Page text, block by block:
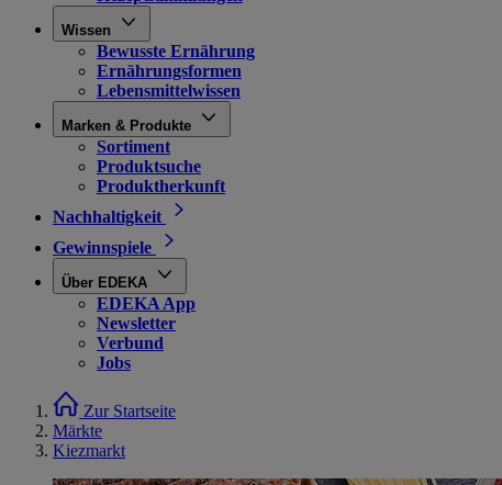
Wissen
Bewusste Ernährung
Ernährungsformen
Lebensmittelwissen
Marken & Produkte
Sortiment
Produktsuche
Produktherkunft
Nachhaltigkeit
Gewinnspiele
Über EDEKA
EDEKA App
Newsletter
Verbund
Jobs
Zur Startseite
Märkte
Kiezmarkt